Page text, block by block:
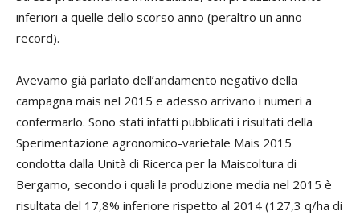
inferiori a quelle dello scorso anno (peraltro un anno
record).
Avevamo già parlato dell’andamento negativo della
campagna mais nel 2015 e adesso arrivano i numeri a
confermarlo. Sono stati infatti pubblicati i risultati della
Sperimentazione agronomico-varietale Mais 2015
condotta dalla Unità di Ricerca per la Maiscoltura di
Bergamo, secondo i quali la produzione media nel 2015 è
risultata del 17,8% inferiore rispetto al 2014 (127,3 q/ha di